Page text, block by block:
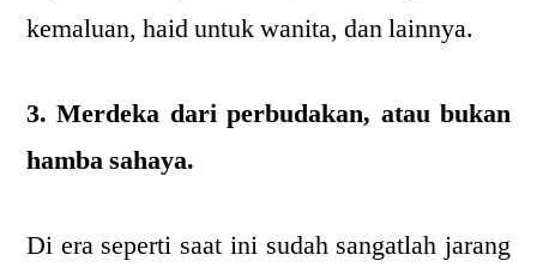
kemaluan, haid untuk wanita, dan lainnya.
3. Merdeka dari perbudakan, atau bukan
hamba sahaya.
Di era seperti saat ini sudah sangatlah jarang